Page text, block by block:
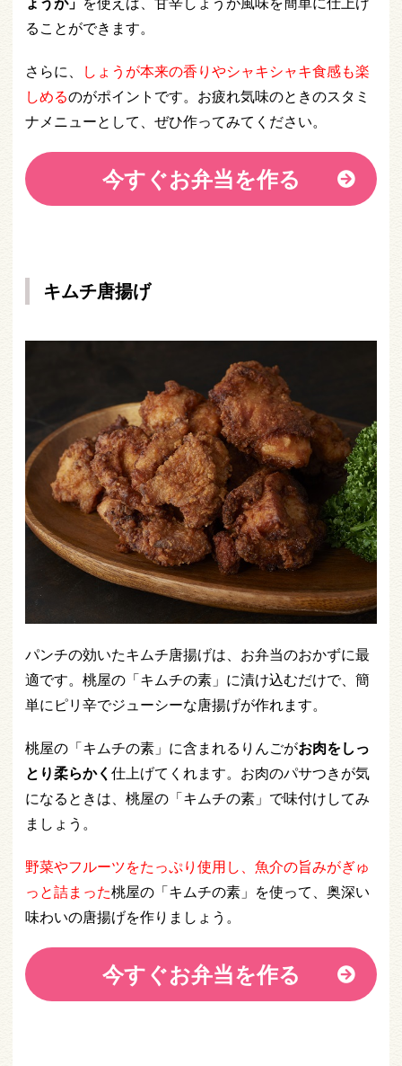
ることができます。
さらに、
しょうが本来の香りやシャキシャキ食感も楽
しめるのがポイントです。お疲れ気味のときのスタミ
ナメニューとして、ぜひ作ってみてください。
今すぐお弁当を作る
キムチ唐揚げ
パンチの効いたキムチ唐揚げは、お弁当のおかずに最
適です。桃屋の「キムチの素」に漬け込むだけで、簡
単にピリ辛でジューシーな唐揚げが作れます。
桃屋の「キムチの素」に含まれるりんごがお肉をしっ
とり柔らかく 仕上げてくれます。お肉のパサつきが気
になるときは、桃屋の「キムチの素」で味付けしてみ
ましょう。
野菜やフルーツをたっぷり使用し、魚介の旨みがぎゅ
っと詰まった桃屋の「キムチの素」を使って、奥深い
味わいの唐揚げを作りましょう。
今すぐお弁当を作る